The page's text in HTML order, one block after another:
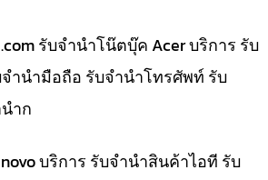
รับจำนำโน๊ตบุ๊ค Acer บริการ รับ
ำนำมือถือ รับจำนำโทรศัพท์ รับ
ำก
บริการ รับจำนำสินค้าไอที รับ